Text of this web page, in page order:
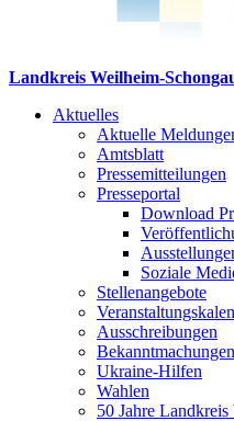
Landkreis Weilheim-
Aktuelles
Aktuelle
Amtsblatt
Pressemitteilungen
Presseportal
Download
Soziale
Stellenangebote
Ausschreibungen
Bekanntmachungen
Ukraine-Hilfen
Wahlen
50 Jahre